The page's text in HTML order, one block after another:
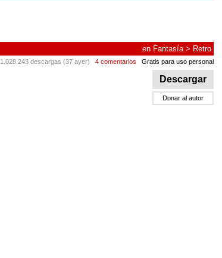
en Fantasía> Retro
1.028.243 descargas (37 ayer) 4 comentarios Gratis para uso personal
Descargar
Donar al autor